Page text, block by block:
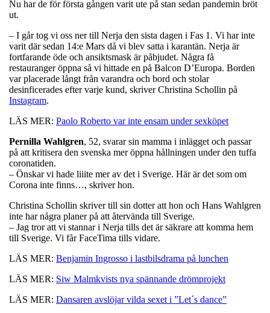
Nu har de för första gången varit ute på stan sedan pandemin bröt
ut.
– I går tog vi oss ner till Nerja den sista dagen i Fas 1. Vi har inte
varit där sedan 14:e Mars då vi blev satta i karantän. Nerja är
fortfarande öde och ansiktsmask är påbjudet. Några få
restauranger öppna så vi hittade en på Balcon D’Europa. Borden
var placerade långt från varandra och bord och stolar
desinficerades efter varje kund, skriver Christina Schollin på
Instagram.
LÄS MER: Paolo Roberto var inte ensam under sexköpet
Pernilla Wahlgren, 52, svarar sin mamma i inlägget och passar
på att kritisera den svenska mer öppna hållningen under den tuffa
coronatiden.
– Önskar vi hade liiite mer av det i Sverige. Här är det som om
Corona inte finns…, skriver hon.
Christina Schollin skriver till sin dotter att hon och Hans Wahlgren
inte har några planer på att återvända till Sverige.
– Jag tror att vi stannar i Nerja tills det är säkrare att komma hem
till Sverige. Vi får FaceTima tills vidare.
LÄS MER: Benjamin Ingrosso i lastbilsdrama på lunchen
LÄS MER: Siw Malmkvists nya spännande drömprojekt
LÄS MER: Dansaren avslöjar vilda sexet i ”Let´s dance”